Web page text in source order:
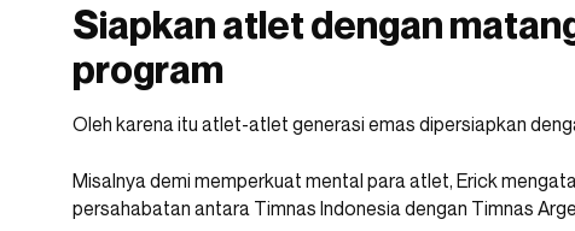
Siapkan atlet dengan
program
Oleh karena itu atlet-atlet generasi emas dipersiapkan
Misalnya demi memperkuat mental para atlet, Erick
persahabatan antara Timnas Indonesia dengan Timnas